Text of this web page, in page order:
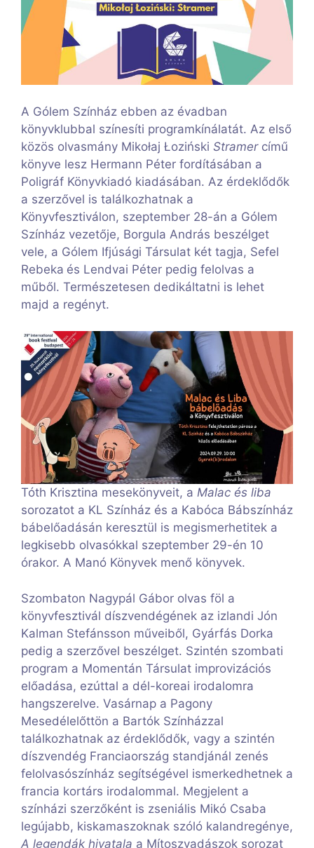
A Gólem Színház ebben az évadban
könyvklubbal színesíti programkínálatát. Az első
közös olvasmány Mikołaj Łoziński Stramercímű
könyve lesz Hermann Péter fordításában a
Poligráf Könyvkiadó kiadásában. Az érdeklődők
a szerzővel is találkozhatnak a
Könyvfesztiválon, szeptember 28-án a Gólem
Színház vezetője, Borgula András beszélget
vele, a Gólem Ifjúsági Társulat két tagja, Sefel
Rebeka és Lendvai Péter pedig felolvas a
műből. Természetesen dedikáltatni is lehet
majd a regényt.
Tóth Krisztina mesekönyveit, a Malac és liba
sorozatot a KL Színház és a Kabóca Bábszínház
bábelőadásán keresztül is megismerhetitek a
legkisebb olvasókkal szeptember 29-én 10
órakor. A Manó Könyvek menő könyvek.
Szombaton Nagypál Gábor olvas föl a
könyvfesztivál díszvendégének az izlandi Jón
Kalman Stefánsson műveiből, Gyárfás Dorka
pedig a szerzővel beszélget. Szintén szombati
program a Momentán Társulat improvizációs
előadása, ezúttal a dél-koreai irodalomra
hangszerelve. Vasárnap a Pagony
Mesedélelőttön a Bartók Színházzal
találkozhatnak az érdeklődők, vagy a szintén
díszvendég Franciaország standjánál zenés
felolvasószínház segítségével ismerkedhetnek a
francia kortárs irodalommal. Megjelent a
színházi szerzőként is zseniális Mikó Csaba
legújabb, kiskamaszoknak szóló kalandregénye,
A legendák hivatala a Mítoszvadászok sorozat